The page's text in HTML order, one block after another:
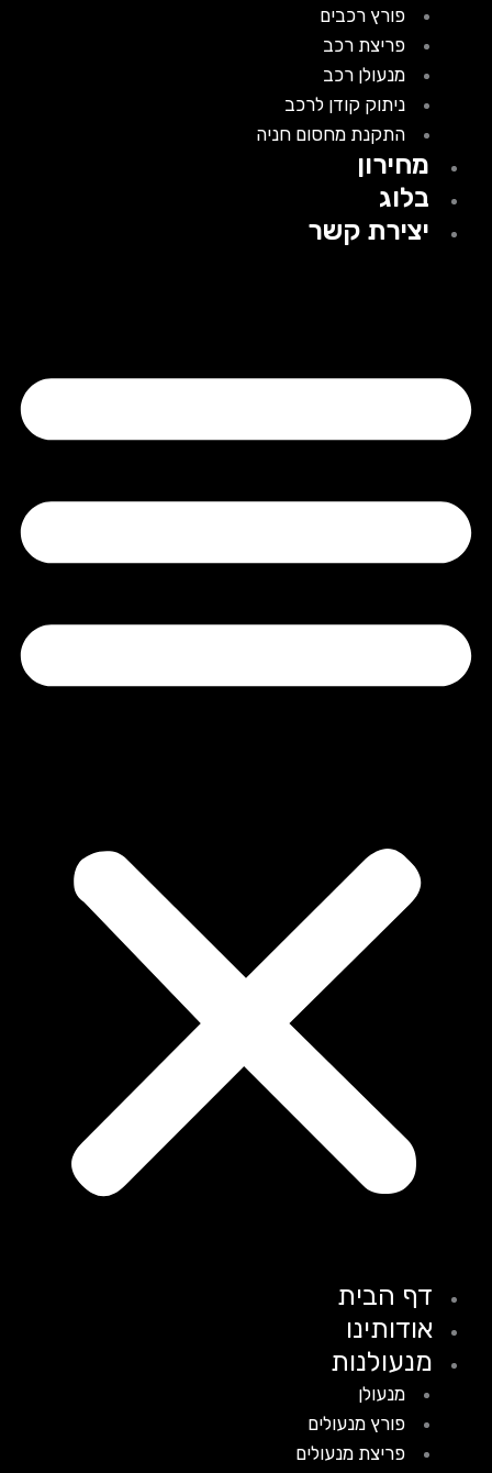
פורץ רכבים
פריצת רכב
מנעולן רכב
ניתוק קודן לרכב
התקנת מחסום חניה
מחירון
בלוג
יצירת קשר
דף הבית
אודותינו
מנעולנות
מנעולן
פורץ מנעולים
פריצת מנעולים